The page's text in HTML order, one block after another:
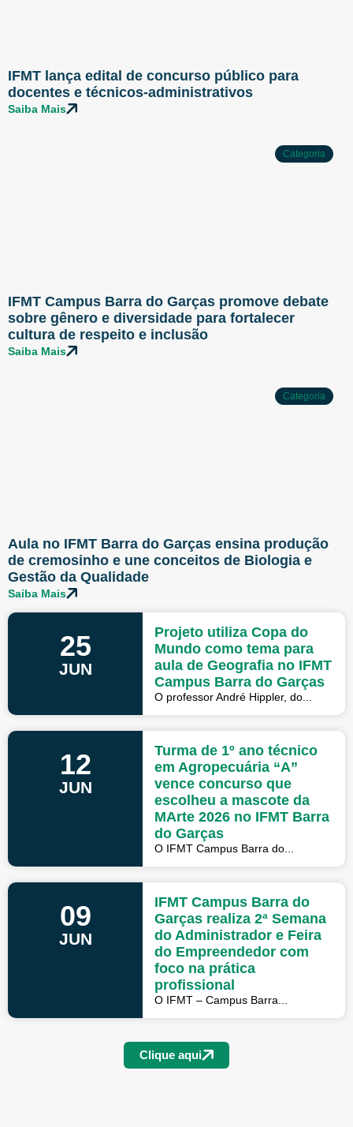
IFMT lança edital de concurso público para
docentes e técnicos-administrativos
Saiba Mais
Categoria
IFMT Campus Barra do Garças promove debate
sobre gênero e diversidade para fortalecer
cultura de respeito e inclusão
Saiba Mais
Categoria
Aula no IFMT Barra do Garças ensina produção
de cremosinho e une conceitos de Biologia e
Gestão da Qualidade
Saiba Mais
25
JUN
Projeto utiliza Copa do
Mundo como tema para
aula de Geografia no IFMT
Campus Barra do Garças
O professor André Hippler, do...
12
JUN
Turma de 1º ano técnico
em Agropecuária “A”
vence concurso que
escolheu a mascote da
MArte 2026 no IFMT Barra
do Garças
O IFMT Campus Barra do...
09
JUN
IFMT Campus Barra do
Garças realiza 2ª Semana
do Administrador e Feira
do Empreendedor com
foco na prática
profissional
O IFMT – Campus Barra...
Clique aqui